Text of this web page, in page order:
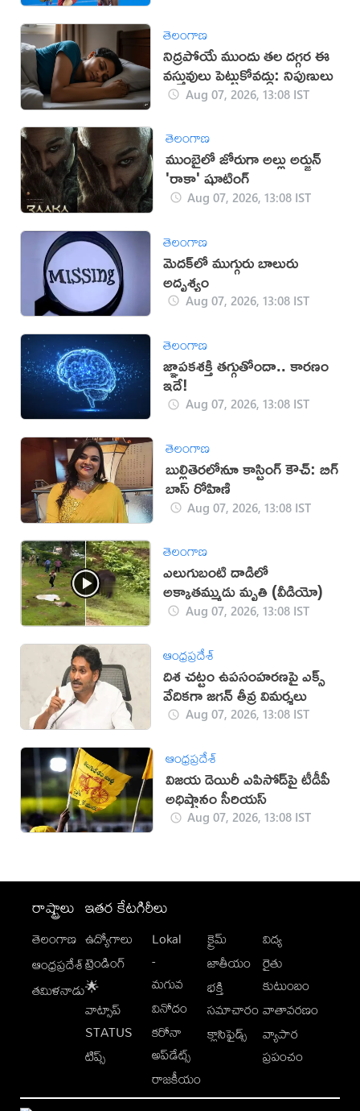
తెలంగాణ
నిద్రపోయే ముందు తల దగ్గర ఈ
వస్తువులు పెట్టుకోవద్దు: నిపుణులు
Aug 07, 2026, 13:08 IST
తెలంగాణ
ముంబైలో జోరుగా అల్లు అర్జున్
'రాకా' షూటింగ్
Aug 07, 2026, 13:08 IST
తెలంగాణ
మెదక్‌లో ముగ్గురు బాలురు
అదృశ్యం
Aug 07, 2026, 13:08 IST
తెలంగాణ
జ్ఞాపకశక్తి తగ్గుతోందా.. కారణం
ఇదే!
Aug 07, 2026, 13:08 IST
తెలంగాణ
బుల్లితెరలోనూ కాస్టింగ్ కౌచ్: బిగ్
బాస్ రోహిణి
Aug 07, 2026, 13:08 IST
తెలంగాణ
ఎలుగుబంటి దాడిలో
అక్కాతమ్ముడు మృతి (వీడియో)
Aug 07, 2026, 13:08 IST
ఆంధ్రప్రదేశ్
దిశ చట్టం ఉపసంహరణపై ఎక్స్‌
వేదికగా జగన్ తీవ్ర విమర్శలు
Aug 07, 2026, 13:08 IST
ఆంధ్రప్రదేశ్
విజయ డెయిరీ ఎపిసోడ్‌పై టీడీపీ
అధిష్టానం సీరియస్‌
Aug 07, 2026, 13:08 IST
రాష్ట్రాలు
తెలంగాణ
ఆంధ్రప్రదేశ్
తమిళనాడు
ఇతర కేటగిరీలు
ఉద్యోగాలు
ట్రెండింగ్
🌟
వాట్సాప్
STATUS
టిప్స్
Lokal
-
మగువ
వినోదం
కరోనా
అప్‌డేట్స్
రాజకీయం
క్రైమ్
జాతీయం
భక్తి
సమాచారం
క్లాసిఫైడ్స్
విద్య
రైతు
కుటుంబం
వాతావరణం
వ్యాపార
ప్రపంచం